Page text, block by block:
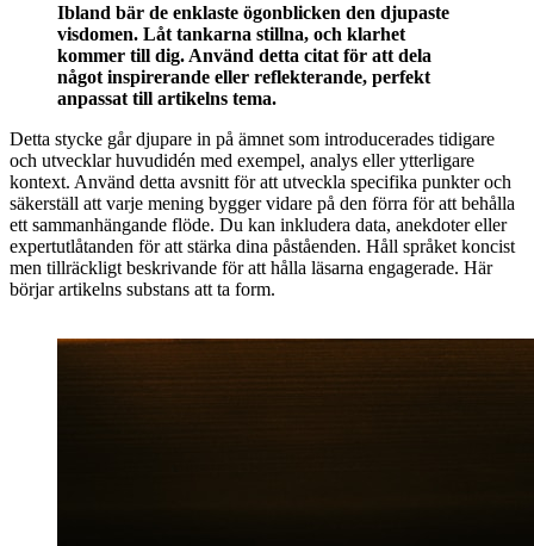
Ibland bär de enklaste ögonblicken den djupaste
visdomen. Låt tankarna stillna, och klarhet
kommer till dig. Använd detta citat för att dela
något inspirerande eller reflekterande, perfekt
anpassat till artikelns tema.
Detta stycke går djupare in på ämnet som introducerades tidigare
och utvecklar huvudidén med exempel, analys eller ytterligare
kontext. Använd detta avsnitt för att utveckla specifika punkter och
säkerställ att varje mening bygger vidare på den förra för att behålla
ett sammanhängande flöde. Du kan inkludera data, anekdoter eller
expertutlåtanden för att stärka dina påståenden. Håll språket koncist
men tillräckligt beskrivande för att hålla läsarna engagerade. Här
börjar artikelns substans att ta form.